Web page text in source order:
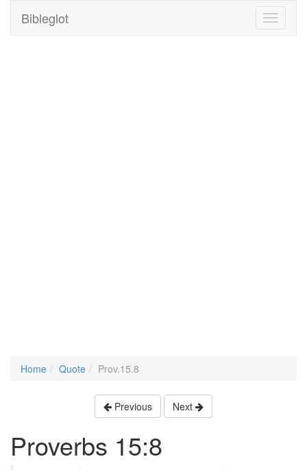
Toggle
Bibleglot
Home Quote Prov.15.8
Previous Next
Proverbs 15:8